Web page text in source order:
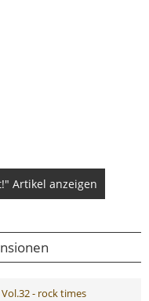
Artikel anzeigen
- rock times